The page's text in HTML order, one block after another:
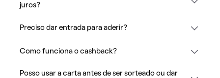
juros?
Preciso dar entrada para aderir?
Como funciona o cashback?
Posso usar a carta antes de ser sorteado ou dar